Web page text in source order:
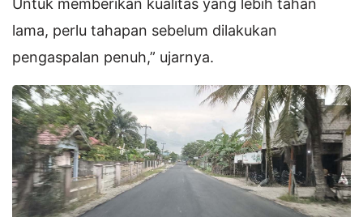
Untuk memberikan kualitas yang lebih tahan
lama, perlu tahapan sebelum dilakukan
pengaspalan penuh,” ujarnya.